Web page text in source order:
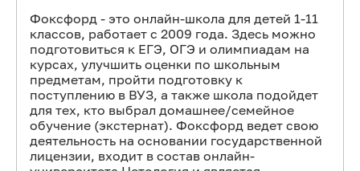
Фоксфорд - это онлайн-школа для детей 1-11
классов, работает с 2009 года. Здесь можно
подготовиться к ЕГЭ, ОГЭ и олимпиадам на
курсах, улучшить оценки по школьным
предметам, пройти подготовку к
поступлению в ВУЗ, а также школа подойдет
для тех, кто выбрал домашнее/семейное
обучение (экстернат). Фоксфорд ведет свою
деятельность на основании государственной
лицензии, входит в состав онлайн-